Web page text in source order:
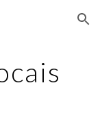
Skip to navigation